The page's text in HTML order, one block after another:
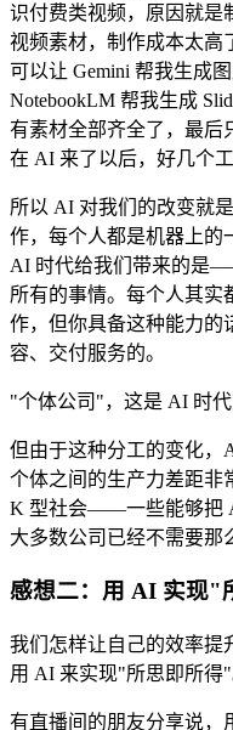
识付费类视频，原因就
视频素材，制作成本太高
可以让 Gemini 帮我生成
NotebookLM 帮我生成
有素材全部齐全了，最后
在 AI 来了以后，好几个
所以 AI 对我们的改变就
作，每个人都是机器上的
AI 时代给我们带来的是
所有的事情。每个人其实
作，但你具备这种能力的
容、交付服务的。
"个体公司"，这是 AI 时
但由于这种分工的变化，
个体之间的生产力差距非
K 型社会——一些能够把
大多数公司已经不需要那
感想二：用 AI 实现"
我们怎样让自己的效率提
用 AI 来实现"所思即所得"
有直播间的朋友分享说，